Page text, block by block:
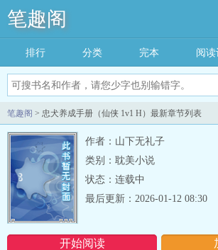
笔趣阁
排行 分类 完本 阅
笔趣阁 > 忠犬养成手册（仙侠 1v1 H）最新章节列表
作者：山下无礼子
类别：耽美小说
状态：连载中
开始阅读
最后更新：2026-01-12 08:30